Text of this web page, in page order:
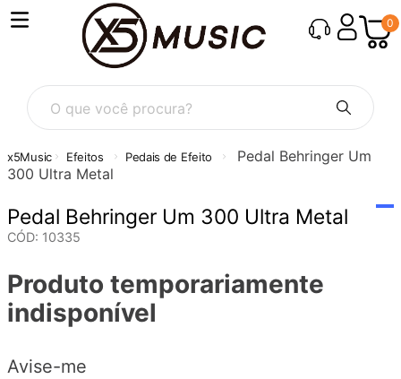
0
O que você procura?
Efeitos Pedais de Efeito
Pedal Behringer Um
300 Ultra Metal
Pedal Behringer Um 300 Ultra Metal
CÓD: 10335
Produto temporariamente
indisponível
Avise-me